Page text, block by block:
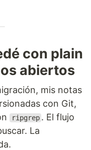
con plain
abiertos
mis notas
con Git,
ripgrep . El flujo
La